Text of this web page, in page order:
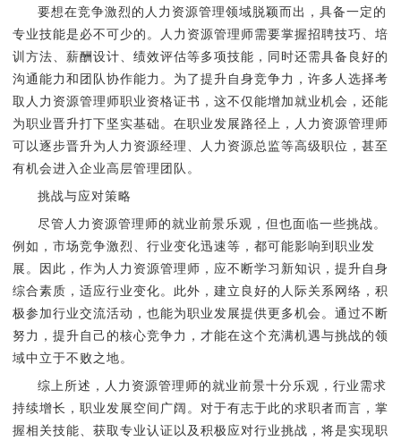
要想在竞争激烈的人力资源管理领域脱颖而出，具备一定的
专业技能是必不可少的。人力资源管理师需要掌握招聘技巧、培
训方法、薪酬设计、绩效评估等多项技能，同时还需具备良好的
沟通能力和团队协作能力。为了提升自身竞争力，许多人选择考
取人力资源管理师职业资格证书，这不仅能增加就业机会，还能
为职业晋升打下坚实基础。在职业发展路径上，人力资源管理师
可以逐步晋升为人力资源经理、人力资源总监等高级职位，甚至
有机会进入企业高层管理团队。
挑战与应对策略
尽管人力资源管理师的就业前景乐观，但也面临一些挑战。
例如，市场竞争激烈、行业变化迅速等，都可能影响到职业发
展。因此，作为人力资源管理师，应不断学习新知识，提升自身
综合素质，适应行业变化。此外，建立良好的人际关系网络，积
极参加行业交流活动，也能为职业发展提供更多机会。通过不断
努力，提升自己的核心竞争力，才能在这个充满机遇与挑战的领
域中立于不败之地。
综上所述，人力资源管理师的就业前景十分乐观，行业需求
持续增长，职业发展空间广阔。对于有志于此的求职者而言，掌
握相关技能、获取专业认证以及积极应对行业挑战，将是实现职